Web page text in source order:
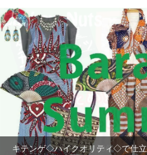
キテンゲ◇ハイクオリティ◇で仕
【まとめ割SALE！】【3個で20％